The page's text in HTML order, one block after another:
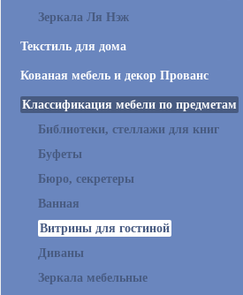
Зеркала Ля Нэж
Текстиль для дома
Кованая мебель и декор Прованс
Классификация мебели по предметам
Библиотеки, стеллажи для книг
Буфеты
Бюро, секретеры
Ванная
Витрины для гостиной
Диваны
Зеркала мебельные